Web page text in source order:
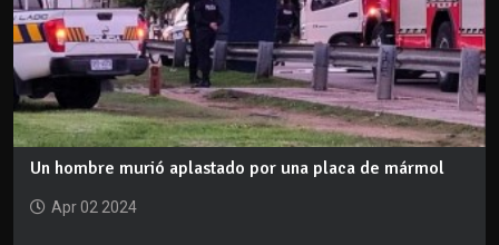
Un hombre murió aplastado por una placa de mármol
Apr 02 2024